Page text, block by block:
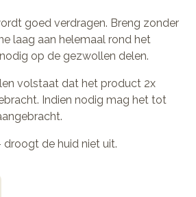
goed verdragen. Breng zonder
laag aan helemaal rond het
op de gezwollen delen.
volstaat dat het product 2x
Indien nodig mag het tot
de huid niet uit.